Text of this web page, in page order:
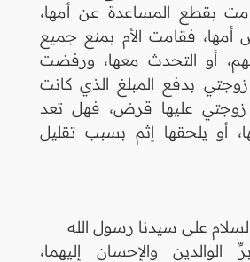
بقطع المساعدة عن أمها،
فقامت الأم بمنع جميع
أو التحدث معها، ورفضت
بدفع المبلغ الذي كانت
زوجتي عليها قرض، فهل تعد
أو يلحقها إثم بسبب تقليل
على سيدنا رسول الله
الوالدين والإحسان إليهما،